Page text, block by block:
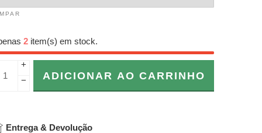
2 item(s) em stock.
+
−
ADICIONAR AO CARRINHO
Entrega & Devolução